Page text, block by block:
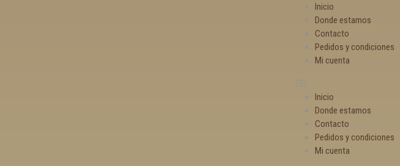
Inicio
Donde estamos
Contacto
Pedidos y condiciones
Mi cuenta
Inicio
Donde estamos
Contacto
Pedidos y condiciones
Mi cuenta